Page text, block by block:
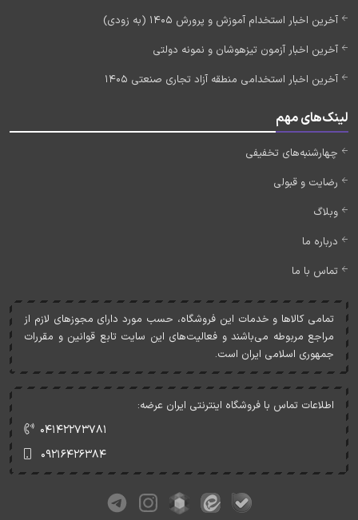
آخرین اخبار استخدام آموزش و پرورش 1405 (به زودی)
آخرین اخبار آزمون تیزهوشان و نمونه دولتی
آخرین اخبار استخدامی منطقه آزاد تجاری صنعتی 1405
لینک‌های مهم
چهارشنبه‌های تخفیفی
رضایت و قبولی
وبلاگ
درباره ما
تماس با ما
تمامی کالاها و خدمات اين فروشگاه، حسب مورد دارای مجوزهای لازم از
مراجع مربوطه می‌باشند و فعاليت‌های اين سايت تابع قوانين و مقررات
جمهوری اسلامی ايران است.
اطلاعات تماس با فروشگاه اینترنتی ایران عرضه:
۰۴۱۴۲۲۷۳۷۸۱
۰۹۲۱۶۴۲۶۳۸۴